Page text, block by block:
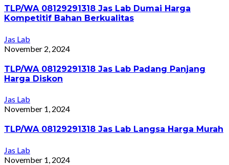
TLP/WA 08129291318 Jas Lab Dumai Harga
Kompetitif Bahan Berkualitas
Jas Lab
November 2, 2024
TLP/WA 08129291318 Jas Lab Padang Panjang
Harga Diskon
Jas Lab
November 1, 2024
TLP/WA 08129291318 Jas Lab Langsa Harga Murah
Jas Lab
November 1, 2024